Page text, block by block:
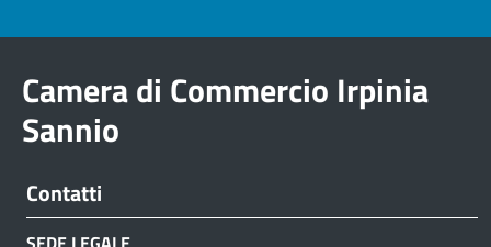
Camera di Commercio Irpinia
Sannio
Contatti